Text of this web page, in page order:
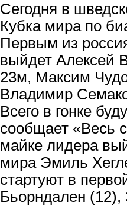
Сегодня в
Кубка мира по
Первым из
выйдет Алексей
23м, Максим
Владимир
Всего в гонке
сообщает «Весь
майке лидера
мира Эмиль
стартуют в
Бьорндален